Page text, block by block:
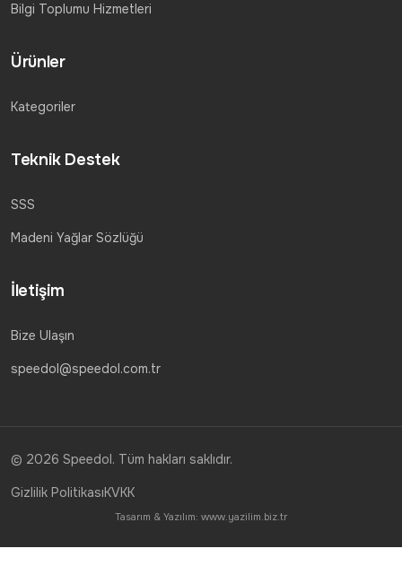
Bilgi Toplumu Hizmetleri
Ürünler
Kategoriler
Teknik Destek
SSS
Madeni Yağlar Sözlüğü
İletişim
Bize Ulaşın
speedol@speedol.com.tr
© 2026 Speedol. Tüm hakları saklıdır.
Gizlilik PolitikasıKVKK
Tasarım & Yazılım: www.yazilim.biz.tr